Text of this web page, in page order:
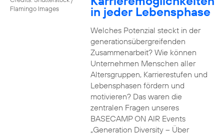
Flamingo Images
in jeder Lebensphase
Welches Potenzial steckt in der
generationsübergreifenden
Zusammenarbeit? Wie können
Unternehmen Menschen aller
Altersgruppen, Karrierestufen und
Lebensphasen fördern und
motivieren? Das waren die
zentralen Fragen unseres
BASECAMP ON AIR Events
„Generation Diversity – Über